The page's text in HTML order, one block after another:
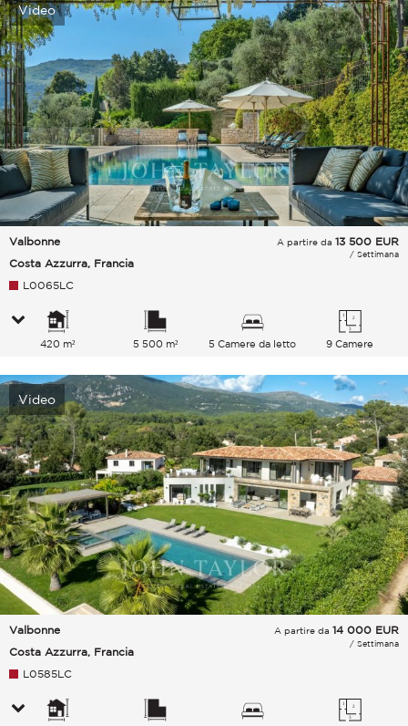
Video
Valbonne
Costa Azzurra, Francia
A partire da 13 500 EUR
/ Settimana
L0065LC
420 m² 5 500 m² 5 Camere da letto 9 Camere
Video
Valbonne
Costa Azzurra, Francia
A partire da 14 000 EUR
/ Settimana
L0585LC